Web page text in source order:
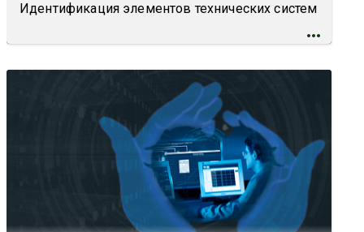
Идентификация элементов технических систем